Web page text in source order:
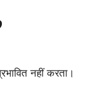
नहीं करता।